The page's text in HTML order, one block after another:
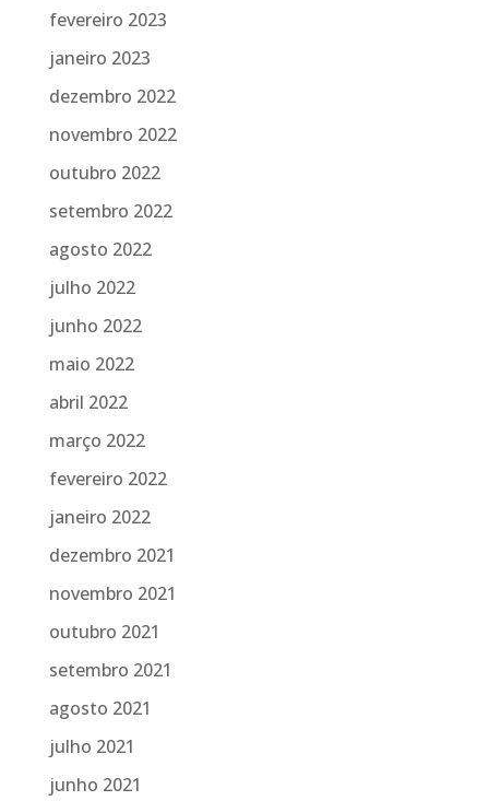
fevereiro 2023
janeiro 2023
dezembro 2022
novembro 2022
outubro 2022
setembro 2022
agosto 2022
julho 2022
junho 2022
maio 2022
abril 2022
março 2022
fevereiro 2022
janeiro 2022
dezembro 2021
novembro 2021
outubro 2021
setembro 2021
agosto 2021
julho 2021
junho 2021